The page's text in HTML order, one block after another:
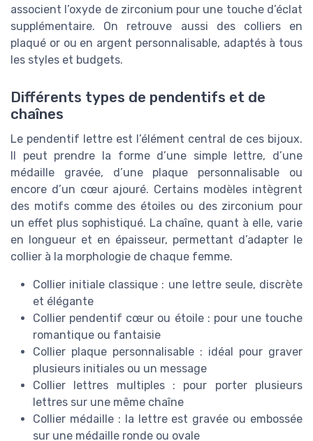
associent l’oxyde de zirconium pour une touche d’éclat
supplémentaire. On retrouve aussi des colliers en
plaqué or ou en argent personnalisable, adaptés à tous
les styles et budgets.
Différents types de pendentifs et de
chaînes
Le pendentif lettre est l’élément central de ces bijoux.
Il peut prendre la forme d’une simple lettre, d’une
médaille gravée, d’une plaque personnalisable ou
encore d’un cœur ajouré. Certains modèles intègrent
des motifs comme des étoiles ou des zirconium pour
un effet plus sophistiqué. La chaîne, quant à elle, varie
en longueur et en épaisseur, permettant d’adapter le
collier à la morphologie de chaque femme.
Collier initiale classique : une lettre seule, discrète
et élégante
Collier pendentif cœur ou étoile : pour une touche
romantique ou fantaisie
Collier plaque personnalisable : idéal pour graver
plusieurs initiales ou un message
Collier lettres multiples : pour porter plusieurs
lettres sur une même chaîne
Collier médaille : la lettre est gravée ou embossée
sur une médaille ronde ou ovale